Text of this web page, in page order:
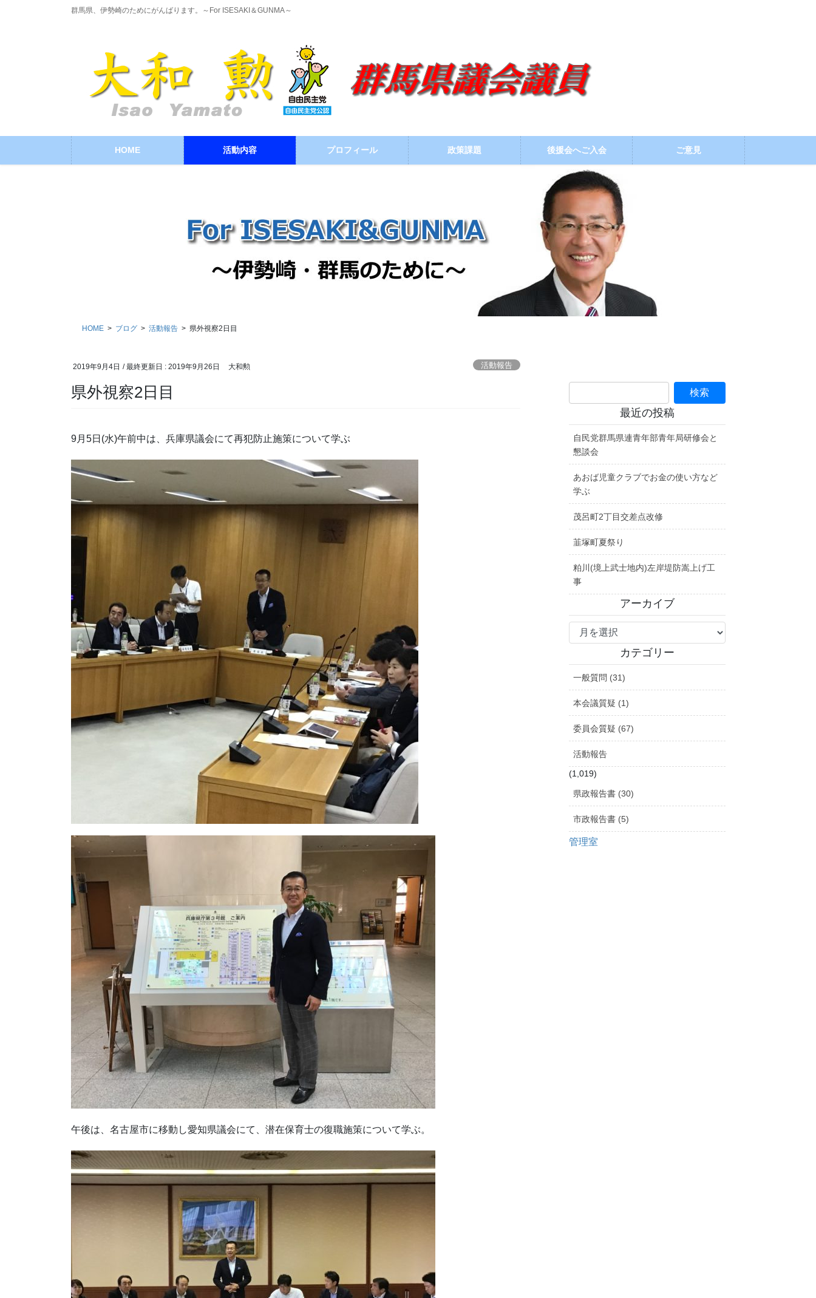
動
群馬県、伊勢崎のためにがんばります。～For ISESAKI＆GUNMA～
HOME 活動内容 プロフィール 政策課題 後援会へご入会 ご意見
ブログ
HOME ブログ 活動報告 県外視察2日目
2019年9月4日 / 最終更新日 : 2019年9月26日 大和勲 活動報告
県外視察2日目
9月5日(水)午前中は、兵庫県議会にて再犯防止施策について学ぶ
午後は、名古屋市に移動し愛知県議会にて、潜在保育士の復職施策について学ぶ。
最近の投稿
自民党群馬県連青年部青年局研修会と
懇談会
あおば児童クラブでお金の使い方など
学ぶ
茂呂町2丁目交差点改修
韮塚町夏祭り
粕川(境上武士地内)左岸堤防嵩上げ工
事
アーカイブ
ア
イ
ブ
カテゴリー
一般質問 (31)
本会議質疑 (1)
委員会質疑 (67)
活動報告
(1,019)
県政報告書 (30)
市政報告書 (5)
管理室